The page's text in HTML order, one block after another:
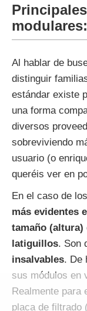
Al hablar de
distinguir
estándar existe
una forma
diversos
sobreviviendo
usuario (o
queréis ver en
En el caso de
más evidentes
tamaño
latiguillos. Son
insalvables. De
sus módulos en
Realmente para
placa de filtrado